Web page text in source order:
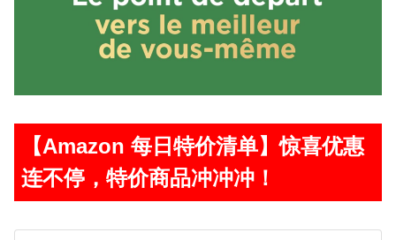
【Amazon 每日特价清单】惊喜优惠
连不停，特价商品冲冲冲！